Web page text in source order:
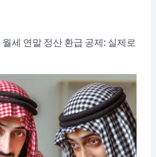
세 연말 정산 환급 공제: 실제로